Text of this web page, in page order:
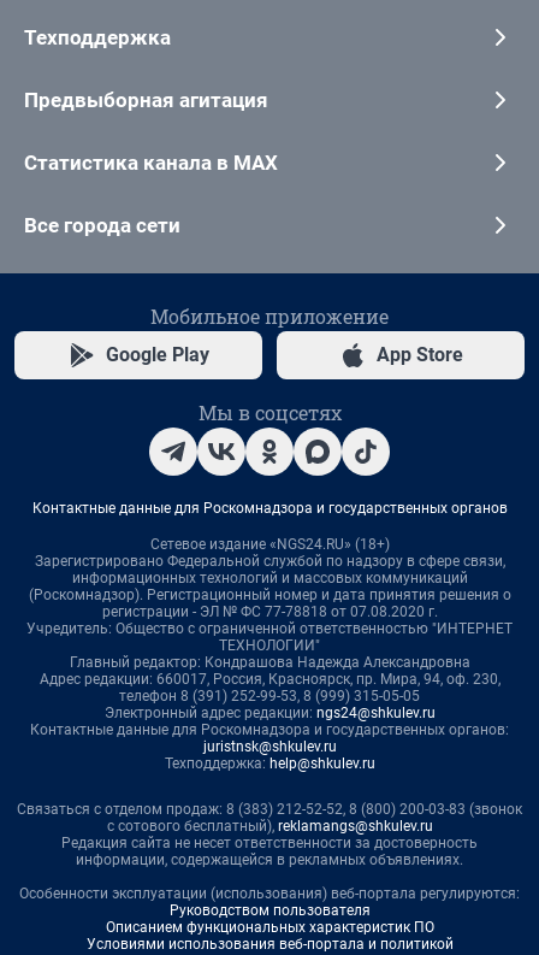
Техподдержка
Предвыборная агитация
Статистика канала в MAX
Все города сети
Мобильное приложение
Google Play App Store
Мы в соцсетях
Контактные данные для Роскомнадзора и государственных органов
Сетевое издание «NGS24.RU» (18+)
Зарегистрировано Федеральной службой по надзору в сфере связи,
информационных технологий и массовых коммуникаций
(Роскомнадзор). Регистрационный номер и дата принятия решения о
регистрации - ЭЛ № ФС 77-78818 от 07.08.2020 г.
Учредитель: Общество с ограниченной ответственностью "ИНТЕРНЕТ
ТЕХНОЛОГИИ"
Главный редактор: Кондрашова Надежда Александровна
Адрес редакции: 660017, Россия, Красноярск, пр. Мира, 94, оф. 230,
телефон 8 (391) 252-99-53, 8 (999) 315-05-05
Электронный адрес редакции: ngs24@shkulev.ru
Контактные данные для Роскомнадзора и государственных органов:
juristnsk@shkulev.ru
Техподдержка: help@shkulev.ru
Связаться с отделом продаж: 8 (383) 212-52-52, 8 (800) 200-03-83 (звонок
с сотового бесплатный), reklamangs@shkulev.ru
Редакция сайта не несет ответственности за достоверность
информации, содержащейся в рекламных объявлениях.
Особенности эксплуатации (использования) веб-портала регулируются:
Руководством пользователя
Описанием функциональных характеристик ПО
Условиями использования веб-портала и политикой